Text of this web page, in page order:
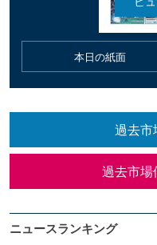
本日の紙面
過去市
過去市場
ニュースランキング